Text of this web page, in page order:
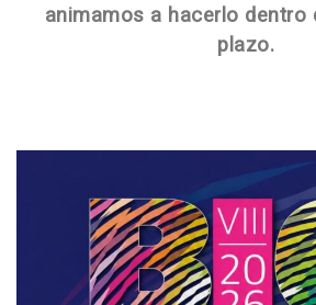
animamos a hacerlo dentro
plazo.